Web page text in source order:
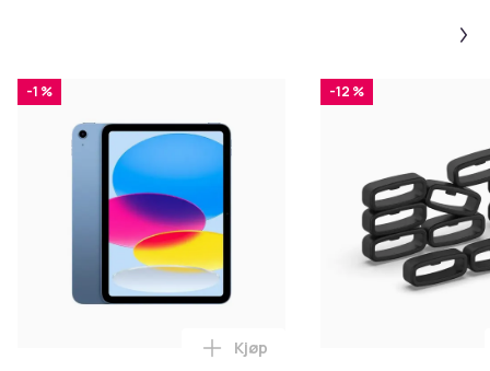
-1 %
Legg Apple iPad A16 Wi-Fi -
Kjøp
-12 %